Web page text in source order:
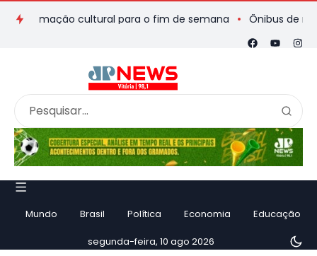
cultural para o fim de semana Ônibus de romeiros
Mundo Brasil Política Economia Educação
segunda-feira, 10 ago 2026